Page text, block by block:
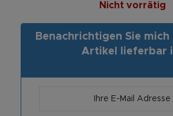
Nicht vorrätig
Benachrichtigen Sie
Artikel lieferbar